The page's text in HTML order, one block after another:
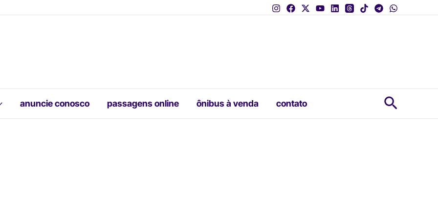
anuncie conosco passagens online ônibus à venda contato